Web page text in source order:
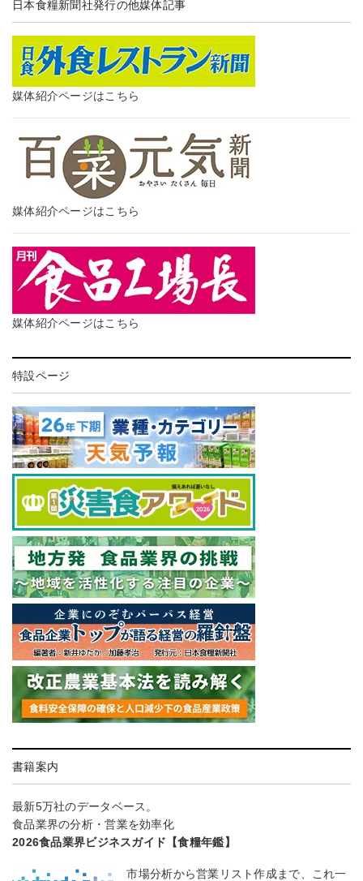
日本食糧新聞社発行の他媒体記事
媒体紹介ページはこちら
媒体紹介ページはこちら
媒体紹介ページはこちら
特設ページ
書籍案内
最新5万社のデータベース。
食品業界の分析・営業を効率化
2026食品業界ビジネスガイド【食糧年鑑】
市場分析から営業リスト作成まで、これ一